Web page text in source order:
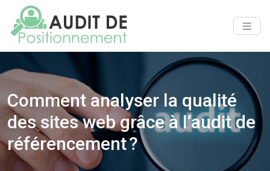
Comment analyser la qualité
des sites web grâce à l’audit de
référencement ?